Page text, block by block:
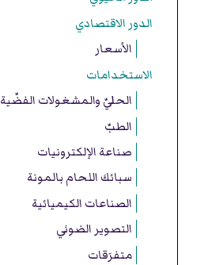
الدور الاقتصادي
الأسعار
الاستخدامات
الحليّ والمشغولات الفضّية
الطبّ
صناعة الإلكترونيات
سبائك اللحام بالمونة
الصناعات الكيميائية
التصوير الضوئي
متفرَقات